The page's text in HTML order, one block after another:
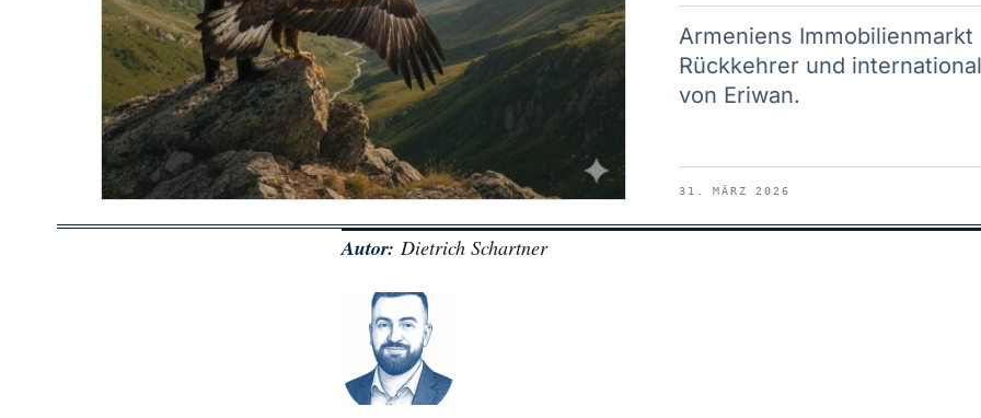
Armeniens
Rückkehrer und
von Eriwan.
31. MÄRZ 2026
Autor: Dietrich Schartner